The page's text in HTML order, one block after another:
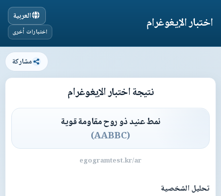
اختبار الإيغوغرام العربية
اختبارات أخرى
مشاركة
نتيجة اختبار الإيغوغرام
نمط عنيد ذو روح مقاومة قوية
(
AABBC
)
egogramtest.kr/ar
تحليل الشخصية